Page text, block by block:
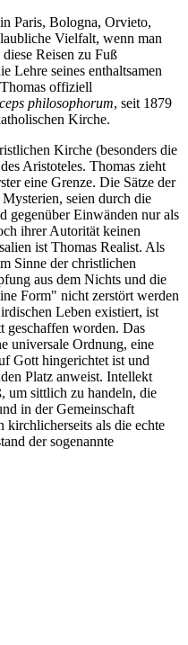
Paris, Bologna, Orvieto,
Vielfalt, wenn man
Reisen zu Fuß
Lehre seines enthaltsamen
offiziell
philosophorum, seit 1879
Kirche.
Kirche (besonders die
Aristoteles. Thomas zieht
eine Grenze. Die Sätze der
seien durch die
gegenüber Einwänden nur als
ihrer Autorität keinen
ist Thomas Realist. Als
Sinne der christlichen
aus dem Nichts und die
Form" nicht zerstört werden
Leben existiert, ist
geschaffen worden. Das
universale Ordnung, eine
Gott hingerichtet ist und
Platz anweist. Intellekt
um sittlich zu handeln, die
in der Gemeinschaft
kirchlicherseits als die echte
der sogenannte